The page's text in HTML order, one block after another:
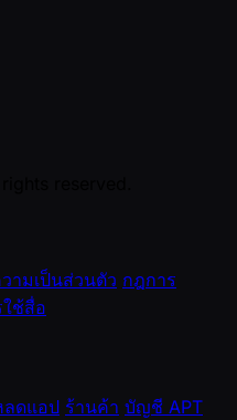
ามเป็นส่วนตัว กฎการ
ช้สื่อ
ลดแอป ร้านค้า บัญชี APT